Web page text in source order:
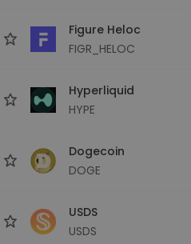
Figure Heloc
FIGR_HELOC
Hyperliquid
HYPE
Dogecoin
DOGE
USDS
USDS